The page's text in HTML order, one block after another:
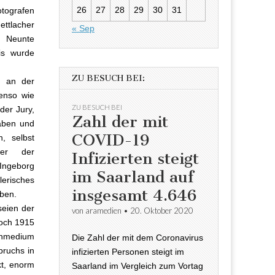
Neunte
wurde
an der
wie
Jury,
und
selbst
der
der
1915
in
enorm
26 27 28 29 30
31
« Sep
ZU BESUCH BEI:
ZU BESUCH BEI
Zahl der mit
COVID-19
Infizierten steigt
im Saarland auf
insgesamt 4.646
von aramedien • 20. Oktober 2020
Die Zahl der mit dem Coronavirus
infizierten Personen steigt im
Saarland im Vergleich zum Vortag